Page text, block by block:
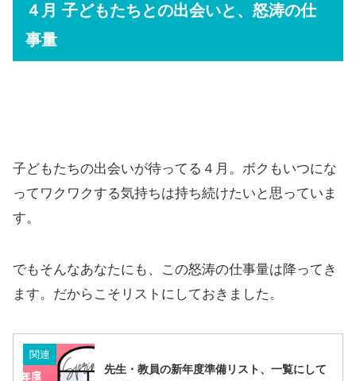
４月 子どもたちとの出会いと、怒涛の仕
事量
子どもたちの出会いが待ってる４月。ボクもいつにな
ってワクワクする気持ちは持ち続けたいと思っていま
す。
でもそんなあなたにも、この怒涛の仕事量は降ってき
ます。だからこそリストにしておきました。
関連
先生・教員の新年度準備リスト、一覧にして